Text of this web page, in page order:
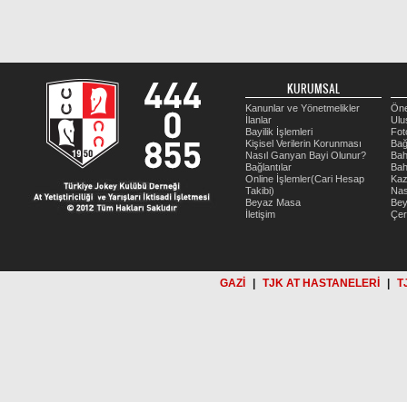
KURUMSAL
Kanunlar ve Yönetmelikler
İlanlar
Bayilik İşlemleri
Kişisel Verilerin Korunması
Nasıl Ganyan Bayi Olunur?
Bağlantılar
Online İşlemler(Cari Hesap
Takibi)
Beyaz Masa
İletişim
GAZİ TJK AT HASTANELERİ